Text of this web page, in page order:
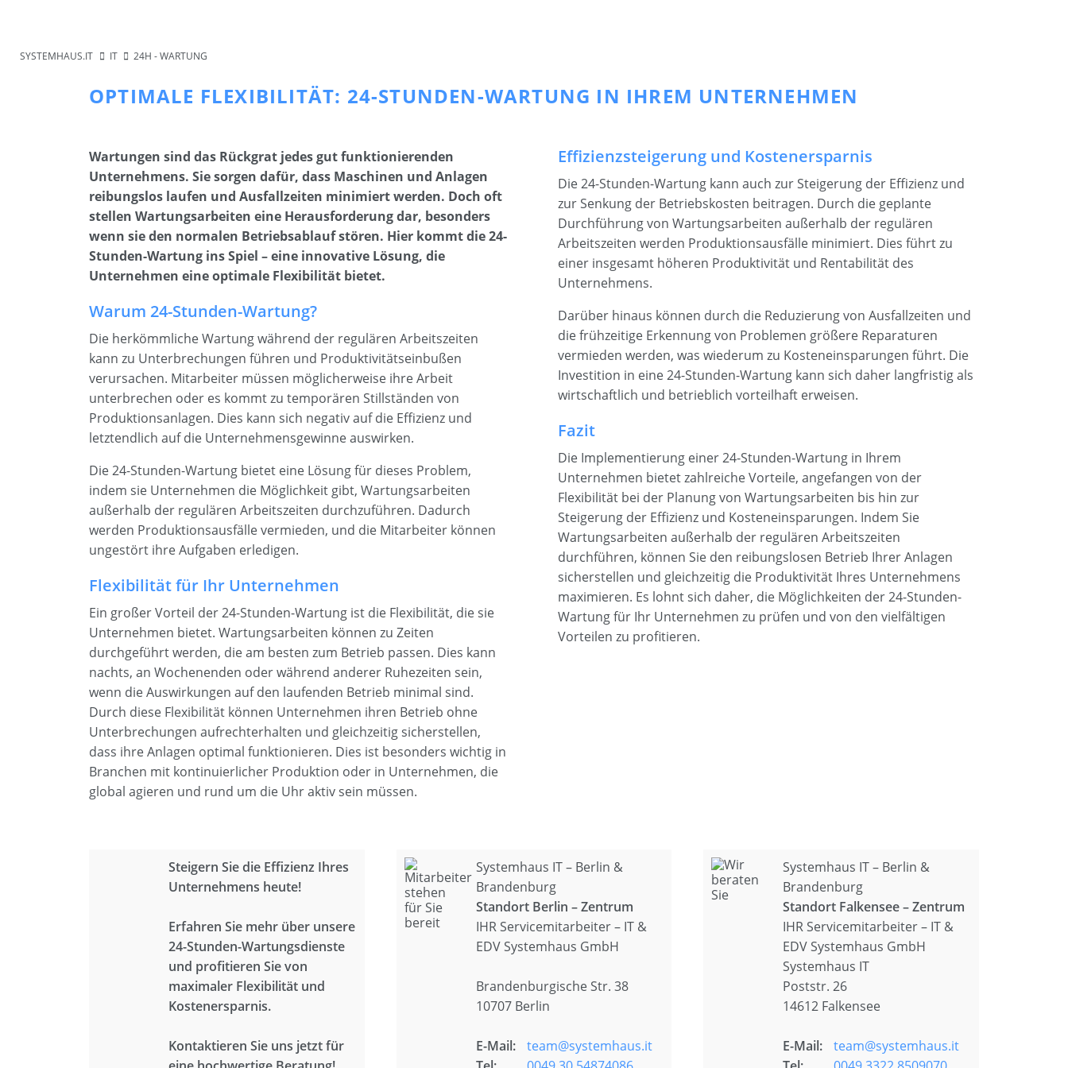
SYSTEMHAUS.IT IT 24H - WARTUNG
OPTIMALE FLEXIBILITÄT: 24-STUNDEN-WARTUNG IN IHREM UNTERNEHMEN
Wartungen sind das Rückgrat jedes gut funktionierenden
Unternehmens. Sie sorgen dafür, dass Maschinen und Anlagen
reibungslos laufen und Ausfallzeiten minimiert werden. Doch oft
stellen Wartungsarbeiten eine Herausforderung dar, besonders
wenn sie den normalen Betriebsablauf stören. Hier kommt die 24-
Stunden-Wartung ins Spiel – eine innovative Lösung, die
Unternehmen eine optimale Flexibilität bietet.
Warum 24-Stunden-Wartung?
Die herkömmliche Wartung während der regulären Arbeitszeiten
kann zu Unterbrechungen führen und Produktivitätseinbußen
verursachen. Mitarbeiter müssen möglicherweise ihre Arbeit
unterbrechen oder es kommt zu temporären Stillständen von
Produktionsanlagen. Dies kann sich negativ auf die Effizienz und
letztendlich auf die Unternehmensgewinne auswirken.
Die 24-Stunden-Wartung bietet eine Lösung für dieses Problem,
indem sie Unternehmen die Möglichkeit gibt, Wartungsarbeiten
außerhalb der regulären Arbeitszeiten durchzuführen. Dadurch
werden Produktionsausfälle vermieden, und die Mitarbeiter können
ungestört ihre Aufgaben erledigen.
Flexibilität für Ihr Unternehmen
Ein großer Vorteil der 24-Stunden-Wartung ist die Flexibilität, die sie
Unternehmen bietet. Wartungsarbeiten können zu Zeiten
durchgeführt werden, die am besten zum Betrieb passen. Dies kann
nachts, an Wochenenden oder während anderer Ruhezeiten sein,
wenn die Auswirkungen auf den laufenden Betrieb minimal sind.
Durch diese Flexibilität können Unternehmen ihren Betrieb ohne
Unterbrechungen aufrechterhalten und gleichzeitig sicherstellen,
dass ihre Anlagen optimal funktionieren. Dies ist besonders wichtig in
Branchen mit kontinuierlicher Produktion oder in Unternehmen, die
global agieren und rund um die Uhr aktiv sein müssen.
Effizienzsteigerung und Kostenersparnis
Die 24-Stunden-Wartung kann auch zur Steigerung der Effizienz und
zur Senkung der Betriebskosten beitragen. Durch die geplante
Durchführung von Wartungsarbeiten außerhalb der regulären
Arbeitszeiten werden Produktionsausfälle minimiert. Dies führt zu
einer insgesamt höheren Produktivität und Rentabilität des
Unternehmens.
Darüber hinaus können durch die Reduzierung von Ausfallzeiten und
die frühzeitige Erkennung von Problemen größere Reparaturen
vermieden werden, was wiederum zu Kosteneinsparungen führt. Die
Investition in eine 24-Stunden-Wartung kann sich daher langfristig als
wirtschaftlich und betrieblich vorteilhaft erweisen.
Fazit
Die Implementierung einer 24-Stunden-Wartung in Ihrem
Unternehmen bietet zahlreiche Vorteile, angefangen von der
Flexibilität bei der Planung von Wartungsarbeiten bis hin zur
Steigerung der Effizienz und Kosteneinsparungen. Indem Sie
Wartungsarbeiten außerhalb der regulären Arbeitszeiten
durchführen, können Sie den reibungslosen Betrieb Ihrer Anlagen
sicherstellen und gleichzeitig die Produktivität Ihres Unternehmens
maximieren. Es lohnt sich daher, die Möglichkeiten der 24-Stunden-
Wartung für Ihr Unternehmen zu prüfen und von den vielfältigen
Vorteilen zu profitieren.
Steigern Sie die Effizienz Ihres
Unternehmens heute!
Erfahren Sie mehr über unsere
24-Stunden-Wartungsdienste
und profitieren Sie von
maximaler Flexibilität und
Kostenersparnis.
Kontaktieren Sie uns jetzt für
Systemhaus IT – Berlin &
Brandenburg
Standort Berlin – Zentrum
IHR Servicemitarbeiter – IT &
EDV Systemhaus GmbH
Brandenburgische Str. 38
10707 Berlin
E-Mail:
team@systemhaus.it
Systemhaus IT – Berlin &
Brandenburg
Standort Falkensee – Zentrum
IHR Servicemitarbeiter – IT &
EDV Systemhaus GmbH
Systemhaus IT
Poststr. 26
14612 Falkensee
E-Mail:
team@systemhaus.it